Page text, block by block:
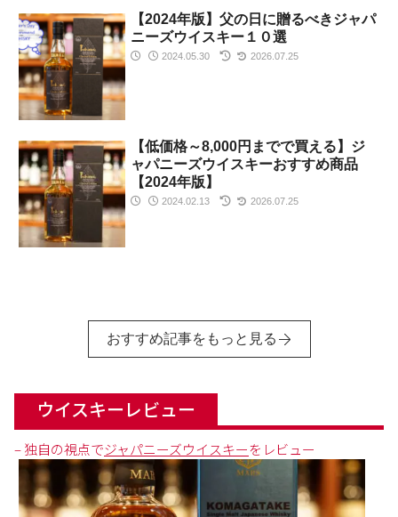
【2024年版】父の日に贈るべきジャパ
ニーズウイスキー１０選
2024.05.30 2026.07.25
【低価格～8,000円までで買える】ジ
ャパニーズウイスキーおすすめ商品
【2024年版】
2024.02.13 2026.07.25
おすすめ記事をもっと見る
ウイスキーレビュー
– 独自の視点でジャパニーズウイスキーをレビュー